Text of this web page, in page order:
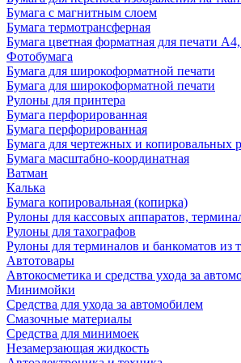
Бумага с магнитным слоем
Бумага термотрансферная
Бумага цветная форматная для печати
Фотобумага
Бумага для широкоформатной печати
Бумага для широкоформатной печати
Рулоны для принтера
Бумага перфорированная
Бумага перфорированная
Бумага для чертежных и копировальных
Бумага масштабно-координатная
Ватман
Калька
Бумага копировальная (копирка)
Рулоны для кассовых аппаратов,
Рулоны для тахографов
Рулоны для терминалов и банкоматов из
Автотовары
Автокосметика и средства ухода за
Минимойки
Средства для ухода за автомобилем
Смазочные материалы
Средства для минимоек
Незамерзающая жидкость